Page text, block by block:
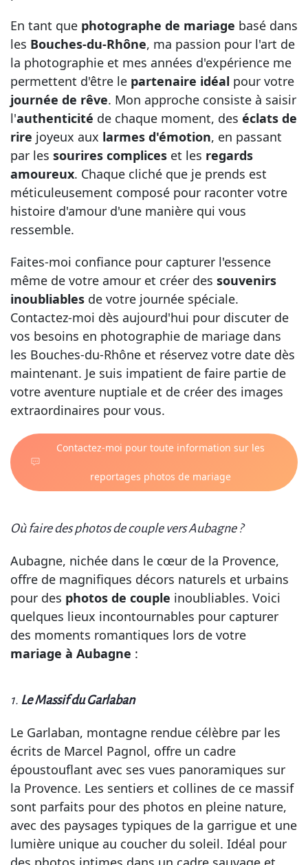
En tant que photographe de mariage basé dans
les Bouches-du-Rhône, ma passion pour l'art de
la photographie et mes années d'expérience me
permettent d'être le partenaire idéal pour votre
journée de rêve. Mon approche consiste à saisir
l'authenticité de chaque moment, des éclats de
rire joyeux aux larmes d'émotion, en passant
par les sourires complices et les regards
amoureux. Chaque cliché que je prends est
méticuleusement composé pour raconter votre
histoire d'amour d'une manière qui vous
ressemble.
Faites-moi confiance pour capturer l'essence
même de votre amour et créer des souvenirs
inoubliables de votre journée spéciale.
Contactez-moi dès aujourd'hui pour discuter de
vos besoins en photographie de mariage dans
les Bouches-du-Rhône et réservez votre date dès
maintenant. Je suis impatient de faire partie de
votre aventure nuptiale et de créer des images
extraordinaires pour vous.
Contactez-moi pour toute information sur les
reportages photos de mariage
Où faire des photos de couple vers Aubagne ?
Aubagne, nichée dans le cœur de la Provence,
offre de magnifiques décors naturels et urbains
pour des photos de couple inoubliables. Voici
quelques lieux incontournables pour capturer
des moments romantiques lors de votre
mariage à Aubagne :
1. Le Massif du Garlaban
Le Garlaban, montagne rendue célèbre par les
écrits de Marcel Pagnol, offre un cadre
époustouflant avec ses vues panoramiques sur
la Provence. Les sentiers et collines de ce massif
sont parfaits pour des photos en pleine nature,
avec des paysages typiques de la garrigue et une
lumière unique au coucher du soleil. Idéal pour